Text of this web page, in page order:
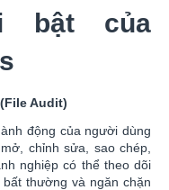
bật của
Audit)
động của người dùng
chỉnh sửa, sao chép,
nghiệp có thể theo dõi
thường và ngăn chặn